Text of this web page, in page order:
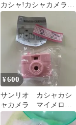
カシャ!カシャカメラ
ポチャッコ
¥600
サンリオ カシャカシ
ャカメラ マイメロデ
ィ ガチャガチャ